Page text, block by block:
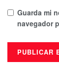
Guarda mi
navegador